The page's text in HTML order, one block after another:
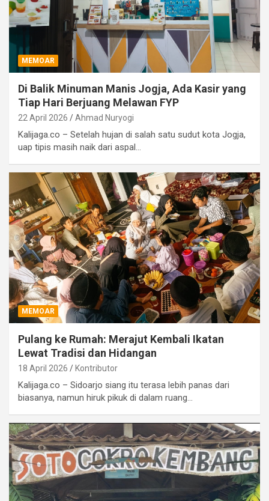
MEMOAR
Di Balik Minuman Manis Jogja, Ada Kasir yang
Tiap Hari Berjuang Melawan FYP
22 April 2026 Ahmad Nuryogi
Kalijaga.co – Setelah hujan di salah satu sudut kota Jogja,
uap tipis masih naik dari aspal…
MEMOAR
Pulang ke Rumah: Merajut Kembali Ikatan
Lewat Tradisi dan Hidangan
18 April 2026 Kontributor
Kalijaga.co – Sidoarjo siang itu terasa lebih panas dari
biasanya, namun hiruk pikuk di dalam ruang…